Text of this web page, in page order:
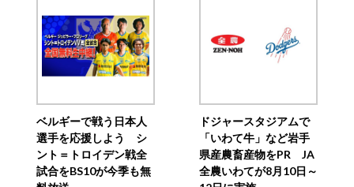
ベルギーで戦う日本人
選手を応援しよう シ
ント＝トロイデン戦全
試合をBS10が今季も無
ドジャースタジアムで
「いわて牛」など岩手
県産農畜産物をPR JA
全農いわてが8月10日～